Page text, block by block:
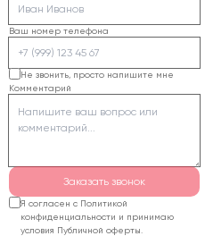
даже на минимальной
мощности, образуя
неровные каверны. Для
3D обработки
пенопласта лучше
использовать
фрезерный станок или
Ваш номер телефона
Не звонить, просто напишите мне
Комментарий
Заказать звонок
Я согласен с Политикой
конфиденциальности и принимаю
условия Публичной оферты.